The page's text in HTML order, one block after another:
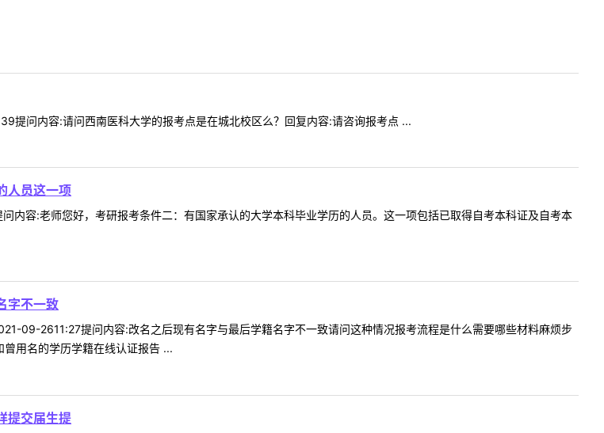
问内容:请问西南医科大学的报考点是在城北校区么？回复内容:请咨询报考点 ...
人员这一项
容:老师您好，考研报考条件二：有国家承认的大学本科毕业学历的人员。这一项包括已取得自考本科证及自考本
字不一致
09-2611:27提问内容:改名之后现有名字与最后学籍名字不一致请问这种情况报考流程是什么需要哪些材料麻烦步
用名的学历学籍在线认证报告 ...
提交届生提